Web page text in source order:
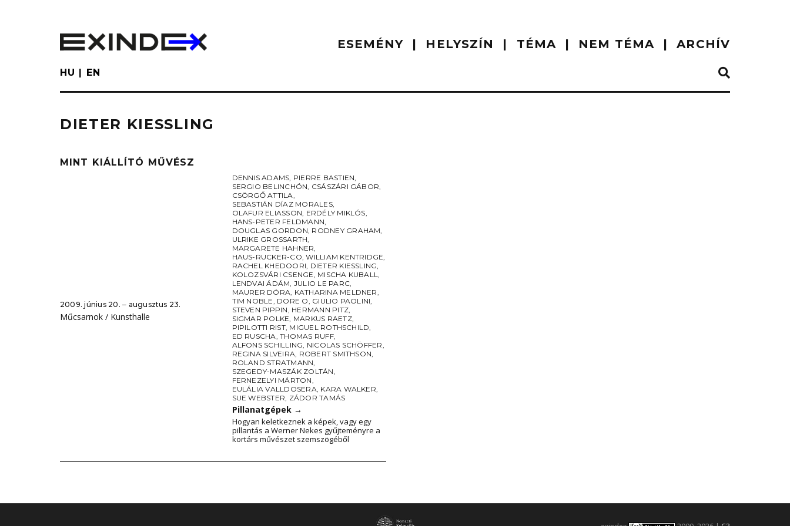
ESEMÉNY HELYSZÍN TÉMA NEM TÉMA ARCHÍV
HU EN
DIETER KIESSLING
MINT KIÁLLÍTÓ MŰVÉSZ
2009. június 20. ‒ augusztus 23.
Műcsarnok / Kunsthalle
DENNIS ADAMS, PIERRE BASTIEN,
SERGIO BELINCHÓN, CSÁSZÁRI GÁBOR,
CSÖRGŐ ATTILA,
SEBASTIÁN DÍAZ MORALES,
OLAFUR ELIASSON, ERDÉLY MIKLÓS,
HANS-PETER FELDMANN,
DOUGLAS GORDON, RODNEY GRAHAM,
ULRIKE GROSSARTH,
MARGARETE HAHNER,
HAUS-RUCKER-CO,WILLIAM KENTRIDGE,
RACHEL KHEDOORI, DIETER KIESSLING,
KOLOZSVÁRI CSENGE, MISCHA KUBALL,
LENDVAI ÁDÁM, JULIO LE PARC,
MAURER DÓRA, KATHARINA MELDNER,
TIM NOBLE, DORE O, GIULIO PAOLINI,
STEVEN PIPPIN, HERMANN PITZ,
SIGMAR POLKE, MARKUS RAETZ,
PIPILOTTI RIST, MIGUEL ROTHSCHILD,
ED RUSCHA,THOMAS RUFF,
ALFONS SCHILLING, NICOLAS SCHÖFFER,
REGINA SILVEIRA, ROBERT SMITHSON,
ROLAND STRATMANN,
SZEGEDY-MASZÁK ZOLTÁN,
FERNEZELYI MÁRTON,
EULÁLIA VALLDOSERA, KARA WALKER,
SUE WEBSTER, ZÁDOR TAMÁS
Pillanatgépek →
Hogyan keletkeznek a képek, vagy egy
pillantás a Werner Nekes gyűjteményre a
kortárs művészet szemszögéből